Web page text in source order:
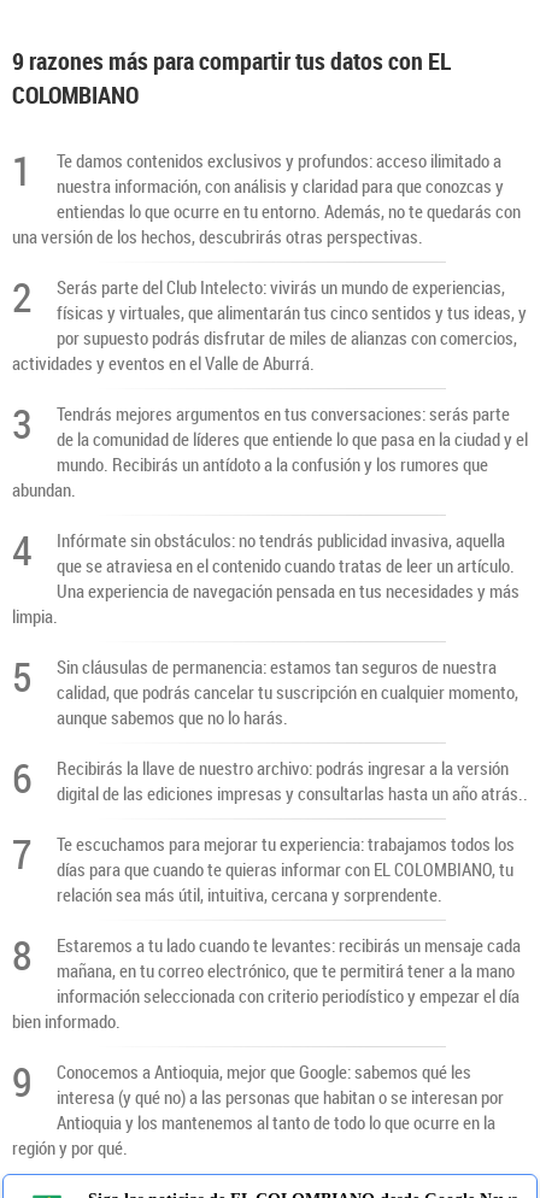
9 razones más para compartir tus datos con EL
COLOMBIANO
1
Te damos contenidos exclusivos y profundos: acceso ilimitado a
nuestra información, con análisis y claridad para que conozcas y
entiendas lo que ocurre en tu entorno. Además, no te quedarás con
una versión de los hechos, descubrirás otras perspectivas.
2
Serás parte del Club Intelecto: vivirás un mundo de experiencias,
físicas y virtuales, que alimentarán tus cinco sentidos y tus ideas, y
por supuesto podrás disfrutar de miles de alianzas con comercios,
actividades y eventos en el Valle de Aburrá.
3
Tendrás mejores argumentos en tus conversaciones: serás parte
de la comunidad de líderes que entiende lo que pasa en la ciudad y el
mundo. Recibirás un antídoto a la confusión y los rumores que
abundan.
4
Infórmate sin obstáculos: no tendrás publicidad invasiva, aquella
que se atraviesa en el contenido cuando tratas de leer un artículo.
Una experiencia de navegación pensada en tus necesidades y más
limpia.
5
Sin cláusulas de permanencia: estamos tan seguros de nuestra
calidad, que podrás cancelar tu suscripción en cualquier momento,
aunque sabemos que no lo harás.
6
Recibirás la llave de nuestro archivo: podrás ingresar a la versión
digital de las ediciones impresas y consultarlas hasta un año atrás..
7
Te escuchamos para mejorar tu experiencia: trabajamos todos los
días para que cuando te quieras informar con EL COLOMBIANO, tu
relación sea más útil, intuitiva, cercana y sorprendente.
8
Estaremos a tu lado cuando te levantes: recibirás un mensaje cada
mañana, en tu correo electrónico, que te permitirá tener a la mano
información seleccionada con criterio periodístico y empezar el día
bien informado.
9
Conocemos a Antioquia, mejor que Google: sabemos qué les
interesa (y qué no) a las personas que habitan o se interesan por
Antioquia y los mantenemos al tanto de todo lo que ocurre en la
región y por qué.